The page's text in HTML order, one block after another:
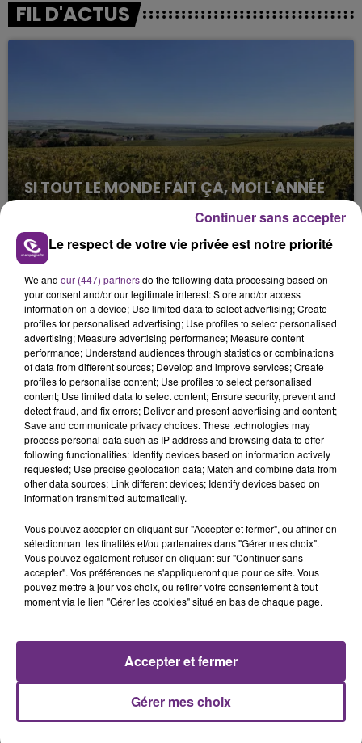
FIL D'ACTUS
SI TOUT LE MONDE FAIT ÇA, MOI L'ANNÉE
PROCHAINE JE VENDANGE EN...
La vendange en Champagne a débuté ce jeudi 6
août dans la commune de Montgueux (Aube). Du
jamais vu !
L'INSPECTION DU TRAVAIL RAPPELLE À
L'ORDRE SUR LES CONDITIONS DE...
Alors que les dates de début des vendange 2026
s'est avéré être plus précoce que prévu,
l'inspection du Travail en profite pour rappeler
les conditions de...
TITRES DIFFUSÉS
22h04
22h04 22h00
22h00
SHAKIRA FEAT. BURNA BOY
Le respect de votre vie privée est notre priorité
We and our (447) partnersdo the following data processing based on
your consent and/or our legitimate interest: Store and/or access
information on a device; Use limited data to select advertising; Create
profiles for personalised advertising; Use profiles to select personalised
advertising; Measure advertising performance; Measure content
performance; Understand audiences through statistics or combinations
of data from different sources; Develop and improve services; Create
profiles to personalise content; Use profiles to select personalised
content; Use limited data to select content; Ensure security, prevent and
detect fraud, and fix errors; Deliver and present advertising and content;
Save and communicate privacy choices. These technologies may
process personal data such as IP address and browsing data to offer
following functionalities: Identify devices based on information actively
requested; Use precise geolocation data; Match and combine data from
other data sources; Link different devices; Identify devices based on
information transmitted automatically.
Vous pouvez accepter en cliquant sur "Accepter et fermer", ou affiner en
sélectionnant les finalités et/ou partenaires dans "Gérer mes choix".
Vous pouvez également refuser en cliquant sur "Continuer sans
accepter". Vos préférences ne s'appliqueront que pour ce site. Vous
pouvez mettre à jour vos choix, ou retirer votre consentement à tout
moment via le lien "Gérer les cookies" situé en bas de chaque page.
Gérer mes choix
Accepter et fermer
Continuer sans accepter